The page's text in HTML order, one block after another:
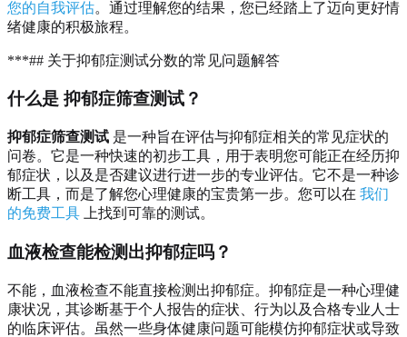
您的自我评估。通过理解您的结果，您已经踏上了迈向更好情
绪健康的积极旅程。
***## 关于抑郁症测试分数的常见问题解答
什么是 抑郁症筛查测试 ？
抑郁症筛查测试 是一种旨在评估与抑郁症相关的常见症状的
问卷。它是一种快速的初步工具，用于表明您可能正在经历抑
郁症状，以及是否建议进行进一步的专业评估。它不是一种诊
断工具，而是了解您心理健康的宝贵第一步。您可以在 我们
的免费工具 上找到可靠的测试。
血液检查能检测出抑郁症吗？
不能，血液检查不能直接检测出抑郁症。抑郁症是一种心理健
康状况，其诊断基于个人报告的症状、行为以及合格专业人士
的临床评估。虽然一些身体健康问题可能模仿抑郁症状或导致